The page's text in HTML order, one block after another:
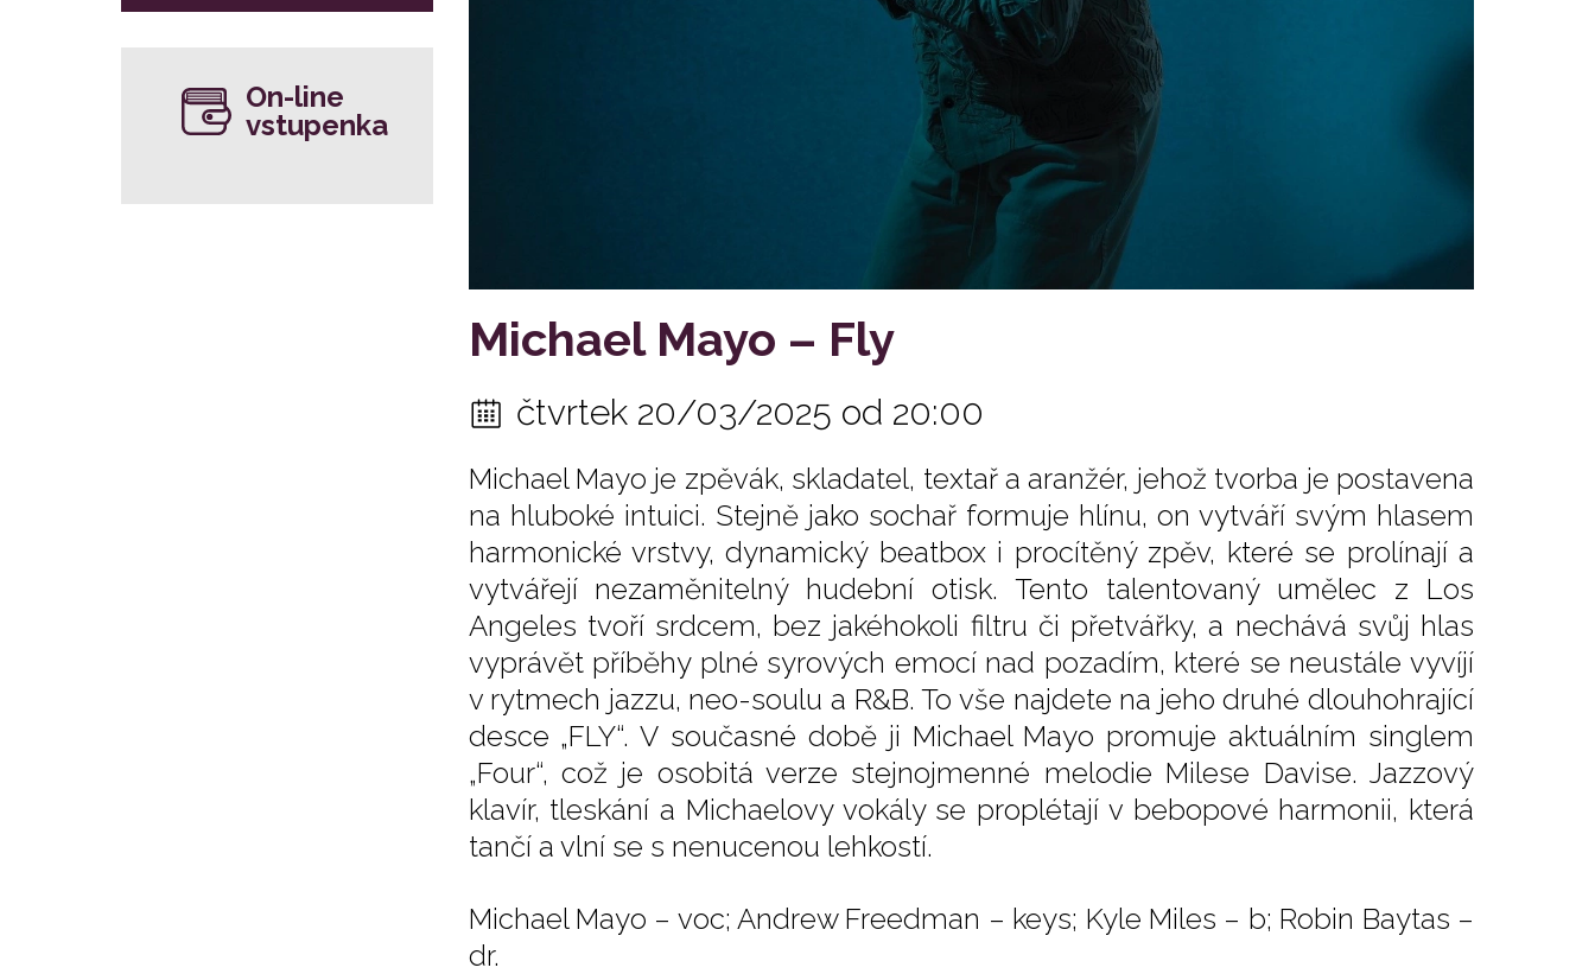
Michael Mayo – Fly
čtvrtek 20/03/2025 od 20:00
Michael Mayo je zpěvák, skladatel, textař a aranžér, jehož tvorba je postavena
na hluboké intuici. Stejně jako sochař formuje hlínu, on vytváří svým hlasem
harmonické vrstvy, dynamický beatbox i procítěný zpěv, které se prolínají a
vytvářejí nezaměnitelný hudební otisk. Tento talentovaný umělec z Los
Angeles tvoří srdcem, bez jakéhokoli filtru či přetvářky, a nechává svůj hlas
vyprávět příběhy plné syrových emocí nad pozadím, které se neustále vyvíjí
v rytmech jazzu, neo-soulu a R&B. To vše najdete na jeho druhé dlouhohrající
desce „FLY“. V současné době ji Michael Mayo promuje aktuálním singlem
„Four“, což je osobitá verze stejnojmenné melodie Milese Davise. Jazzový
klavír, tleskání a Michaelovy vokály se proplétají v bebopové harmonii, která
tančí a vlní se s nenucenou lehkostí.
Michael Mayo – voc; Andrew Freedman – keys; Kyle Miles – b; Robin Baytas –
dr.
On-line
vstupenka